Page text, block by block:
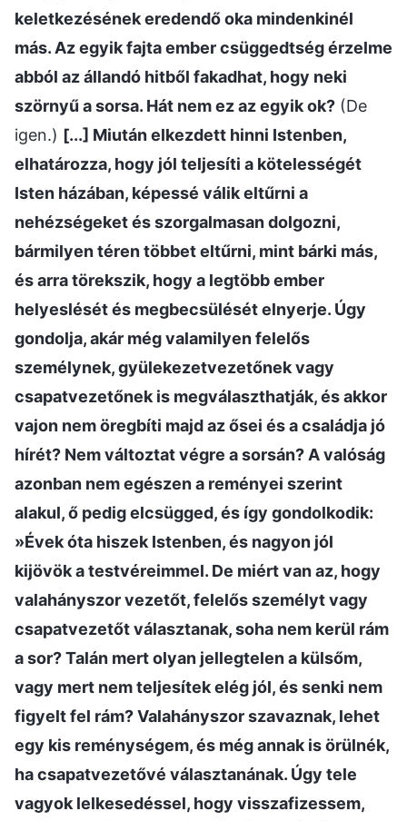
keletkezésének eredendő oka mindenkinél
más. Az egyik fajta ember csüggedtség érzelme
abból az állandó hitből fakadhat, hogy neki
szörnyű a sorsa. Hát nem ez az egyik ok? (De
igen.) [...] Miután elkezdett hinni Istenben,
elhatározza, hogy jól teljesíti a kötelességét
Isten házában, képessé válik eltűrni a
nehézségeket és szorgalmasan dolgozni,
bármilyen téren többet eltűrni, mint bárki más,
és arra törekszik, hogy a legtöbb ember
helyeslését és megbecsülését elnyerje. Úgy
gondolja, akár még valamilyen felelős
személynek, gyülekezetvezetőnek vagy
csapatvezetőnek is megválaszthatják, és akkor
vajon nem öregbíti majd az ősei és a családja jó
hírét? Nem változtat végre a sorsán? A valóság
azonban nem egészen a reményei szerint
alakul, ő pedig elcsügged, és így gondolkodik:
»Évek óta hiszek Istenben, és nagyon jól
kijövök a testvéreimmel. De miért van az, hogy
valahányszor vezetőt, felelős személyt vagy
csapatvezetőt választanak, soha nem kerül rám
a sor? Talán mert olyan jellegtelen a külsőm,
vagy mert nem teljesítek elég jól, és senki nem
figyelt fel rám? Valahányszor szavaznak, lehet
egy kis reménységem, és még annak is örülnék,
ha csapatvezetővé választanának. Úgy tele
vagyok lelkesedéssel, hogy visszafizessem,